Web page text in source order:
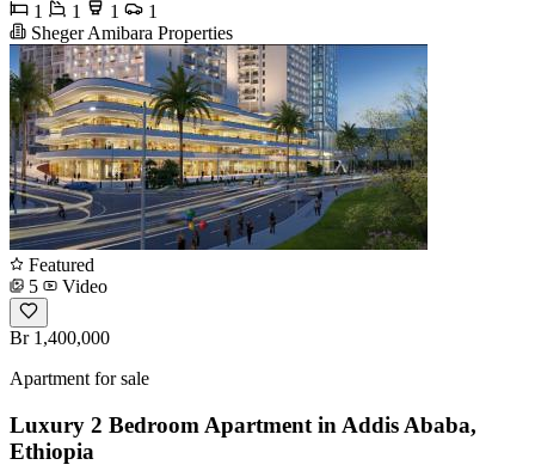
1
1 1
1
Sheger Amibara Properties
Featured
5
Video
Br 1,400,000
Apartment for sale
Luxury 2 Bedroom Apartment in Addis Ababa,
Ethiopia